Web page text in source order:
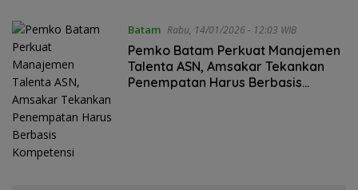
Batam Rabu, 14/01/2026 - 12:03 WIB
Pemko Batam Perkuat Manajemen
Talenta ASN, Amsakar Tekankan
Penempatan Harus Berbasis